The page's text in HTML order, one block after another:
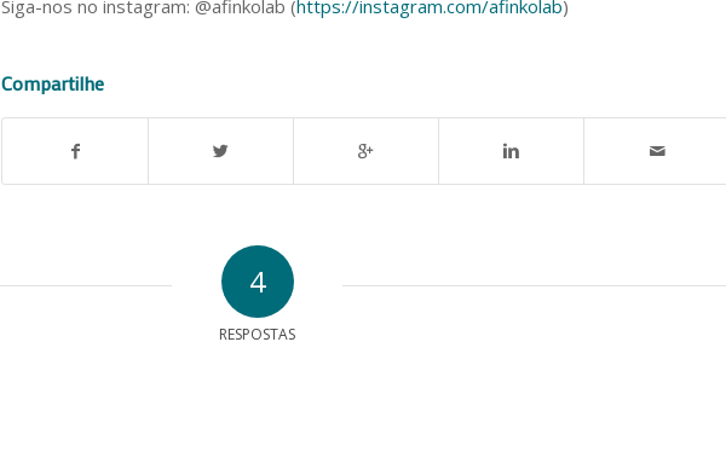
Siga-nos no instagram: @afinkolab (https://instagram.com/afinkolab)
Compartilhe
4
RESPOSTAS